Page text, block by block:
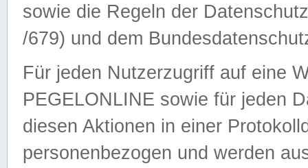
sowie die Regeln der
/679) und dem
Für jeden Nutzerzugriff auf eine
PEGELONLINE sowie für jeden
diesen Aktionen in einer
personenbezogen und werden